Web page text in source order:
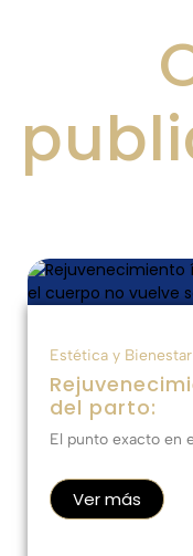
del parto:
El punto exacto en
Ver más